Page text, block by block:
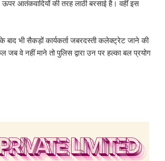
आतंकवादियों की तरह लाठी बरसाई है। वहीं इस
भी सैकड़ों कार्यकर्ता जबरदस्ती कलेक्ट्रेट जाने की
वे नहीं माने तो पुलिस द्वारा उन पर हल्का बल प्रयोग